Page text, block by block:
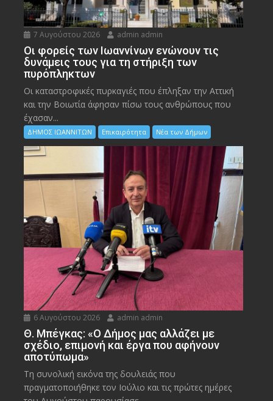
7 Αυγούστου 2026 admin admin
Οι φορείς των Ιωαννίνων ενώνουν τις
δυνάμεις τους για τη στήριξη των
πυρόπληκτων
Οι καταστροφικές πυρκαγιές που έπληξαν την Αττική
και την Bοιωτία άφησαν πίσω τους ανθρώπους που
έχασαν...
ΔΗΜΟΣ ΙΩΑΝΝΙΤΩΝ Επικαιρότητα Νέα των Δήμων
6 Αυγούστου 2026 admin admin
Θ. Μπέγκας: «Ο Δήμος μας αλλάζει με
σχέδιο, επιμονή και έργα που αφήνουν
αποτύπωμα»
Τη συνολική εικόνα της δουλειάς που
πραγματοποιήθηκε τον Ιούλιο και τις πρώτες ημέρες